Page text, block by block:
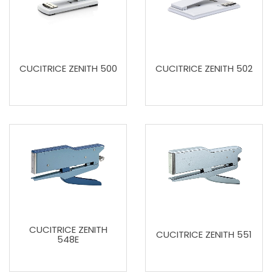
CUCITRICE ZENITH 500 CUCITRICE ZENITH 502
CUCITRICE ZENITH
548E CUCITRICE ZENITH 551